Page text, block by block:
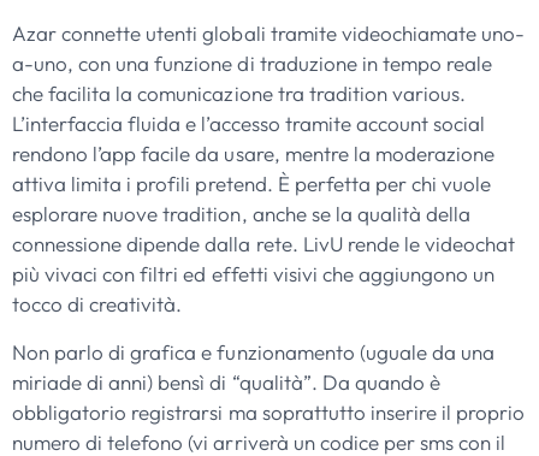
Azar connette utenti globali tramite videochiamate uno-
a-uno, con una funzione di traduzione in tempo reale
che facilita la comunicazione tra tradition various.
L’interfaccia fluida e l’accesso tramite account social
rendono l’app facile da usare, mentre la moderazione
attiva limita i profili pretend. È perfetta per chi vuole
esplorare nuove tradition, anche se la qualità della
connessione dipende dalla rete. LivU rende le videochat
più vivaci con filtri ed effetti visivi che aggiungono un
tocco di creatività.
Non parlo di grafica e funzionamento (uguale da una
miriade di anni) bensì di “qualità”. Da quando è
obbligatorio registrarsi ma soprattutto inserire il proprio
numero di telefono (vi arriverà un codice per sms con il